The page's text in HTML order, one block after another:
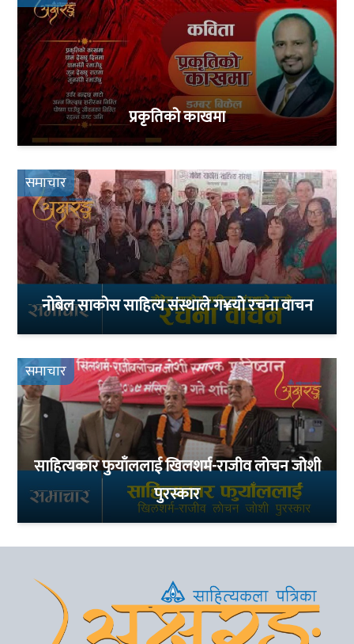
प्रकृतिको काखमा
समाचार
नोबेल साकोस साहित्य संस्थाले ग¥यो रचना वाचन
समाचार
साहित्यकार फुयाँललाई खिलशर्म-राजीव लोचन जोशी
पुरस्कार